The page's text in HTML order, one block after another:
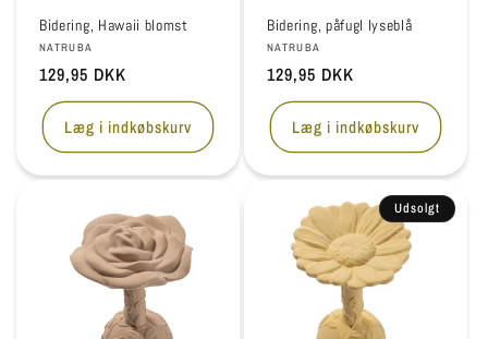
Bidering, Hawaii blomst
Forhandler:
NATRUBA
Normalpris
129,95 DKK
Læg i indkøbskurv
Bidering, påfugl lyseblå
Forhandler:
NATRUBA
Normalpris
129,95 DKK
Læg i indkøbskurv
Udsolgt